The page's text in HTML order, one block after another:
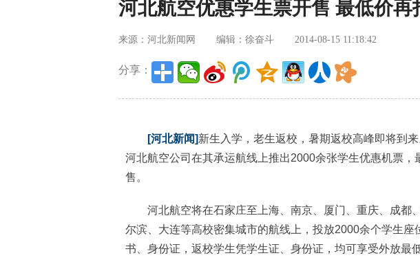
河北航空优惠学生票开售 最低价再
来源：河北新闻网 编辑：徐奋斗 2014-08-15 11:18:42
分享：
[河北新闻]新生入学，老生返校，暑期返校高峰即将到
河北航空公司在其承运航线上推出2000余张学生优惠机票，
售。
河北航空将在石家庄至上海、南京、厦门、重庆、成都
尔滨、大连等高校密集城市的航线上，投放2000余个学生座
书、身份证，返校学生凭学生证、身份证，均可享受外放最